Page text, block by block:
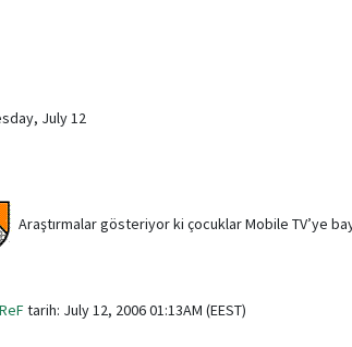
July 12
Araştırmalar gösteriyor ki çocuklar Mobile TV’ye
ReFtarih: July 12, 2006 01:13AM (EEST)